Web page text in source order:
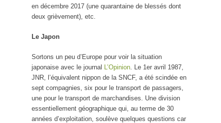
en décembre 2017 (une quarantaine de blessés dont
deux grièvement), etc.
Le Japon
Sortons un peu d’Europe pour voir la situation
japonaise avec le journal
L’Opinion . Le 1er avril 1987,
JNR, l’équivalent nippon de la SNCF, a été scindée en
sept compagnies, six pour le transport de passagers,
une pour le transport de marchandises. Une division
essentiellement géographique qui, au terme de 30
années d’exploitation, soulève quelques questions car